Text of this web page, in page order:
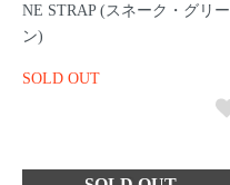
NE STRAP (スネーク・グリー
ン)
SOLD OUT